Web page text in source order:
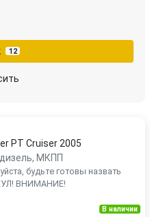
12
PT Cruiser 2005
дизель, МКПП
будьте готовы назвать
ВНИМАНИЕ!
В наличии